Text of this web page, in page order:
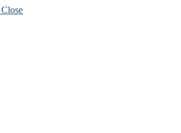
Close